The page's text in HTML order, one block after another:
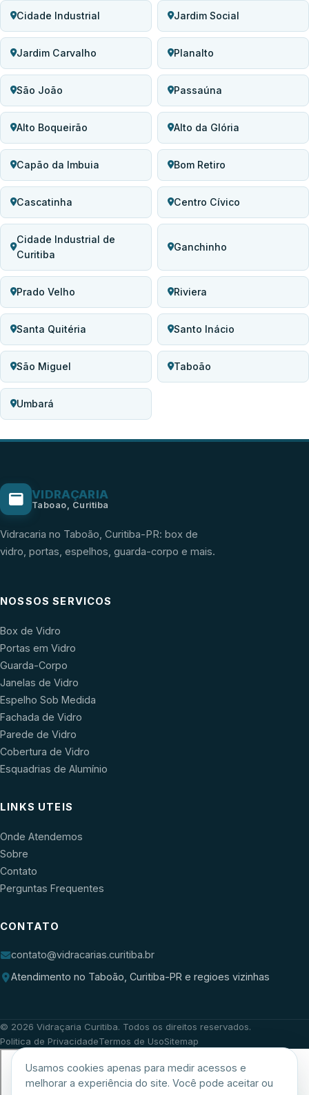
Cidade Industrial Jardim Social
Jardim Carvalho Planalto
São João Passaúna
Alto Boqueirão Alto da Glória
Capão da Imbuia Bom Retiro
Cascatinha Centro Cívico
Cidade Industrial de
Curitiba
Ganchinho
Prado Velho Riviera
Santa Quitéria Santo Inácio
São Miguel Taboão
Umbará
VIDRAÇARIA
Taboao, Curitiba
Vidracaria no Taboão, Curitiba-PR: box de
vidro, portas, espelhos, guarda-corpo e mais.
NOSSOS SERVICOS
Box de Vidro
Portas em Vidro
Guarda-Corpo
Janelas de Vidro
Espelho Sob Medida
Fachada de Vidro
Parede de Vidro
Cobertura de Vidro
Esquadrias de Alumínio
LINKS UTEIS
Onde Atendemos
Sobre
Contato
Perguntas Frequentes
CONTATO
contato@vidracarias.curitiba.br
Atendimento no Taboão, Curitiba-PR e regioes vizinhas
© 2026 Vidraçaria Curitiba. Todos os direitos reservados.
Politica de PrivacidadeTermos de UsoSitemap
Usamos cookies apenas para medir acessos e
melhorar a experiência do site. Você pode aceitar ou